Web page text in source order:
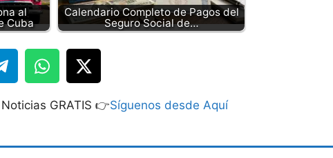
al
Cuba
Calendario Completo de Pagos del
Seguro Social de…
GRATIS 👉Síguenos desde Aquí